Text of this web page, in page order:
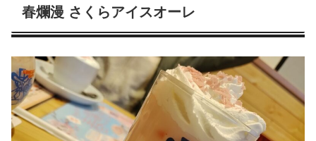
春爛漫 さくらアイスオーレ